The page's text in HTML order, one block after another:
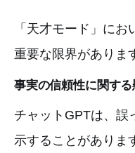
「天才モード」に
重要な限界がありま
事実の信頼性に関する
チャットGPTは、誤
示することがあり